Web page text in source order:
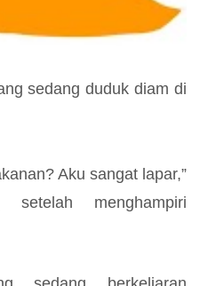
sedang duduk diam di
Aku sangat lapar,”
menghampiri